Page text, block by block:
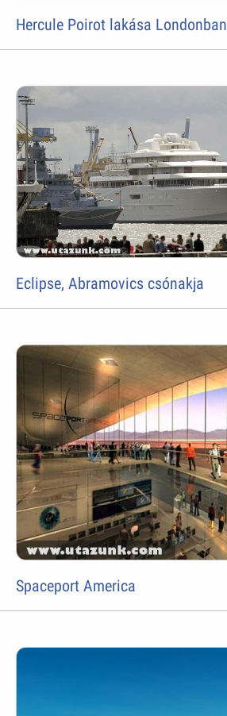
Hercule Poirot lakása Londonban
Eclipse, Abramovics csónakja
Spaceport America